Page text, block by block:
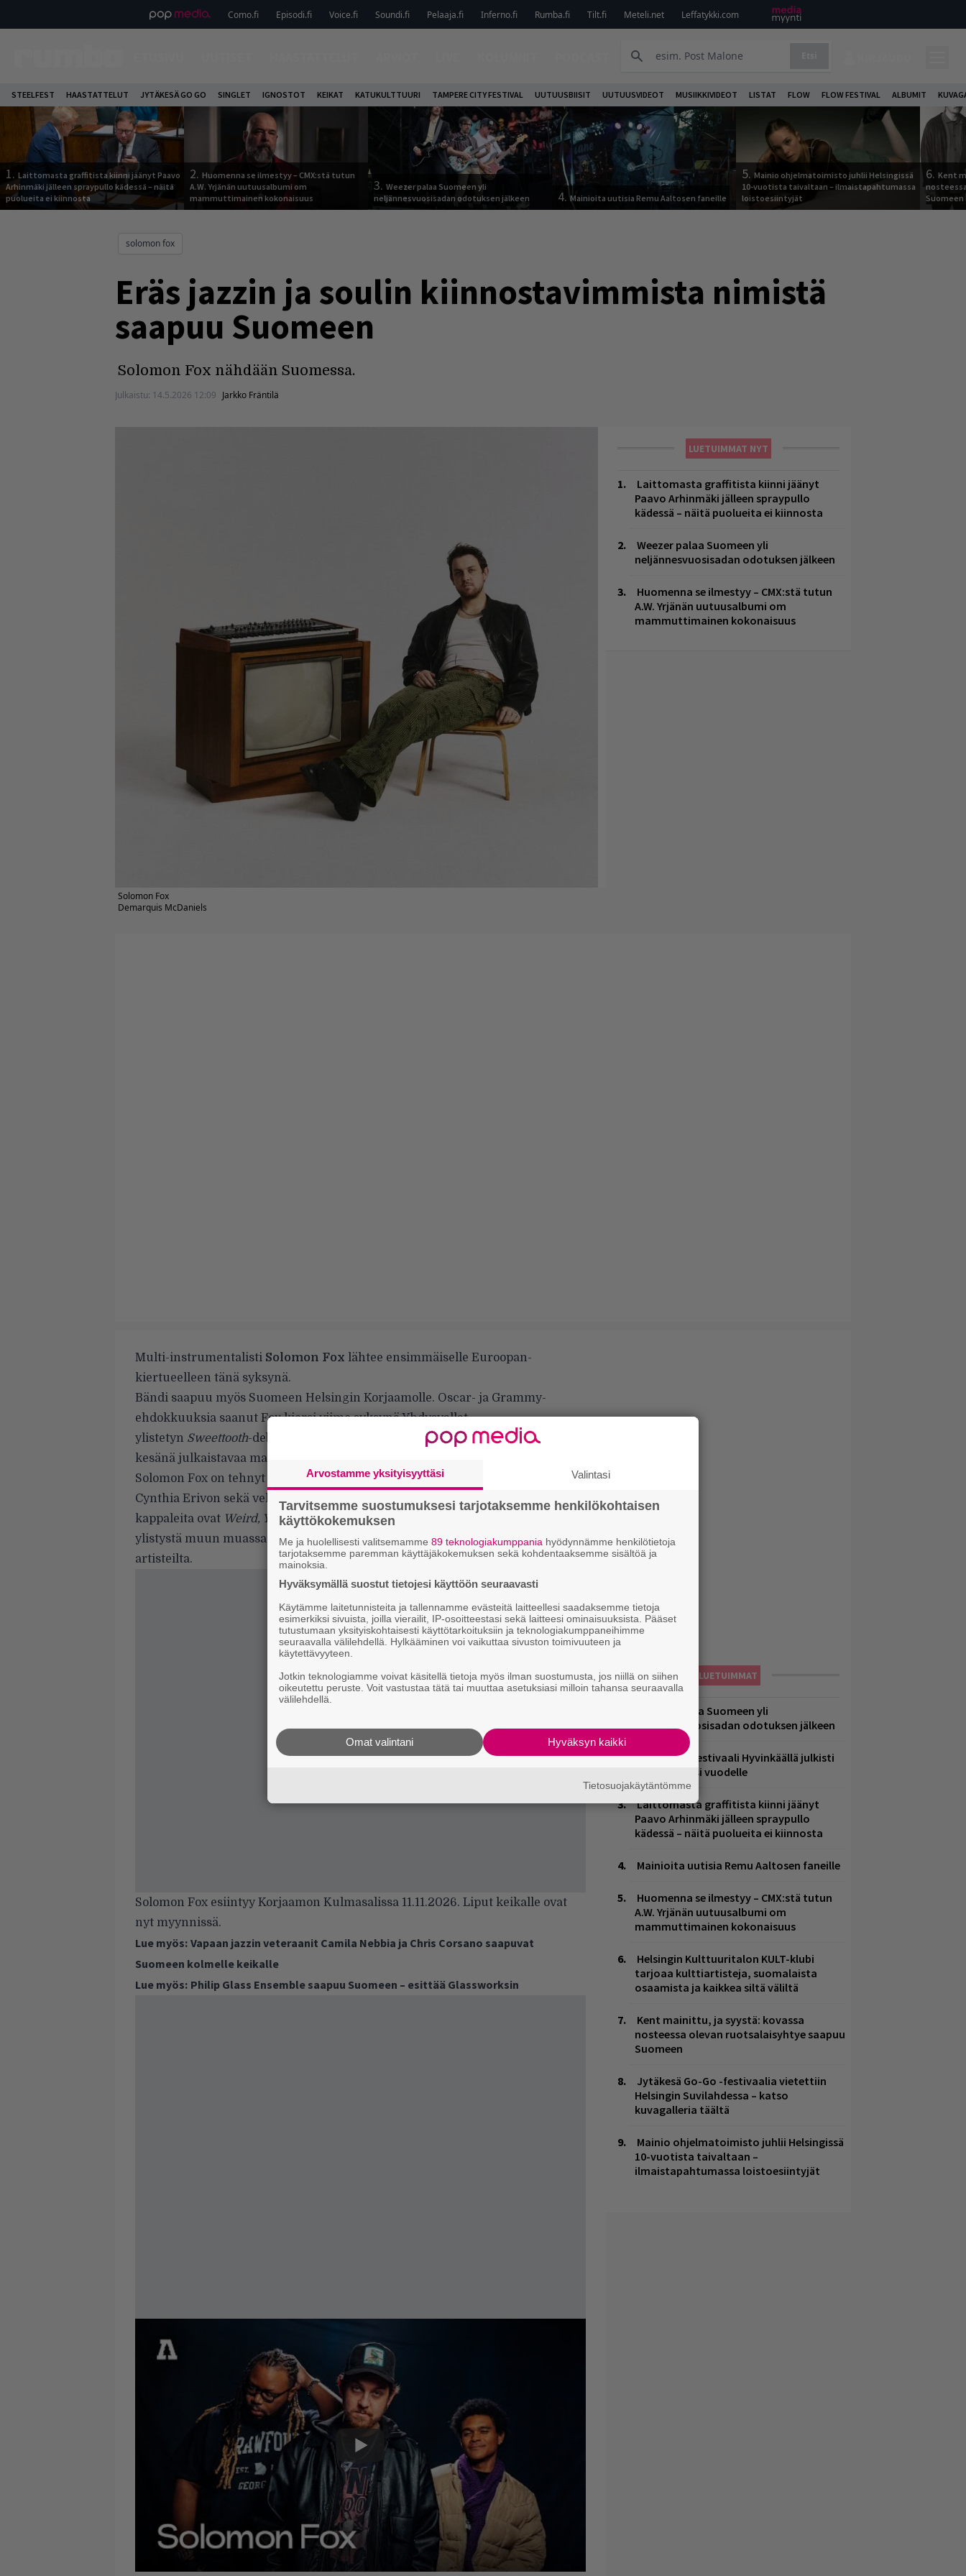
Como.fi Episodi.fi Voice.fi Soundi.fi Pelaaja.fi Inferno.fi Rumba.fi Tilt.fi Meteli.net Leffatykki.com
STEELFEST HAASTATTELUT JYTÄKESÄ GO GO SINGLET IGNOSTOT KEIKAT KATUKULTTUURI TAMPERE CITY FESTIVAL UUTUUSBIISIT UUTUUSVIDEOT MUSIIKKIVIDEOT LISTAT FLOW FLOW FESTIVAL ALBUMIT
1. Laittomasta graffitista kiinni jäänyt Paavo
Arhinmäki jälleen spraypullo kädessä – näitä
puolueita ei kiinnosta
2. Huomenna se ilmestyy – CMX:stä tutun
A.W. Yrjänän uutuusalbumi om
mammuttimainen kokonaisuus
3. Weezer palaa Suomeen yli
neljännesvuosisadan odotuksen jälkeen
4.Mainioita uutisia Remu Aaltosen faneille
5. Mainio ohjelmatoimisto juhlii Helsingissä
10-vuotista taivaltaan – ilmaistapahtumassa
loistoesiintyjät
6. Kent
Suomeen
solomon fox
Eräs jazzin ja soulin kiinnostavimmista nimistä
saapuu Suomeen
Solomon Fox nähdään Suomessa.
Julkaistu: 14.5.2026 12:09 Jarkko Fräntilä
Solomon Fox
Demarquis McDaniels
LUETUIMMAT NYT
Laittomasta graffitista kiinni jäänyt
Paavo Arhinmäki jälleen spraypullo
kädessä – näitä puolueita ei kiinnosta
Weezer palaa Suomeen yli
neljännesvuosisadan odotuksen jälkeen
Huomenna se ilmestyy – CMX:stä tutun
A.W. Yrjänän uutuusalbumi om
mammuttimainen kokonaisuus
Multi-instrumentalisti Solomon Fox lähtee ensimmäiselle Euroopan-
kiertueelleen tänä syksynä.
Bändi saapuu myös Suomeen Helsingin Korjaamolle. Oscar- ja Grammy-
ehdokkuuksia saanut Fox kiersi viime syksynä Yhdysvallat
ylistetyn Sweettooth-debyyttinsä tiimoilta. Tällä hetkellä hän työstää tulevana
kesänä julkaistavaa materiaalia.
Solomon Fox on tehnyt yhteistyötä muun muassa Duckwrthin, Amarian,
Cynthia Erivon sekä veljensä
Elijah Foxin
kanssa. Foxin tunnetuimpia
kappaleita ovat Weird, You Don’t CookjaMake Room
ylistystä muun muassa Queen LatifahinjaErykah Badunkaltaisilta
artisteilta.
Solomon Fox esiintyy Korjaamon Kulmasalissa 11.11.2026. Liput keikalle ovat
nyt myynnissä.
Lue myös: Vapaan jazzin veteraanit Camila Nebbia ja Chris Corsano saapuvat
Suomeen kolmelle keikalle
Lue myös: Philip Glass Ensemble saapuu Suomeen – esittää Glassworksin
LUETUIMMAT
Weezer palaa Suomeen yli
neljännesvuosisadan odotuksen jälkeen
Äärimetallifestivaali Hyvinkäällä julkisti
esiintyjiä ensi vuodelle
Laittomasta graffitista kiinni jäänyt
Paavo Arhinmäki jälleen spraypullo
kädessä – näitä puolueita ei kiinnosta
Mainioita uutisia Remu Aaltosen faneille
Huomenna se ilmestyy – CMX:stä tutun
A.W. Yrjänän uutuusalbumi om
mammuttimainen kokonaisuus
Helsingin Kulttuuritalon KULT-klubi
tarjoaa kulttiartisteja, suomalaista
osaamista ja kaikkea siltä väliltä
Kent mainittu, ja syystä: kovassa
nosteessa olevan ruotsalaisyhtye saapuu
Suomeen
Jytäkesä Go-Go -festivaalia vietettiin
Helsingin Suvilahdessa – katso
kuvagalleria täältä
Mainio ohjelmatoimisto juhlii Helsingissä
10-vuotista taivaltaan –
ilmaistapahtumassa loistoesiintyjät
Arvostamme yksityisyyttäsi Valintasi
Tarvitsemme suostumuksesi tarjotaksemme henkilökohtaisen
käyttökokemuksen
Me ja huolellisesti valitsemamme 89 teknologiakumppania hyödynnämme henkilötietoja
tarjotaksemme paremman käyttäjäkokemuksen sekä kohdentaaksemme sisältöä ja
mainoksia.
Hyväksymällä suostut tietojesi käyttöön seuraavasti
Käytämme laitetunnisteita ja tallennamme evästeitä laitteellesi saadaksemme tietoja
esimerkiksi sivuista, joilla vierailit, IP-osoitteestasi sekä laitteesi ominaisuuksista. Pääset
tutustumaan yksityiskohtaisesti käyttötarkoituksiin ja teknologiakumppaneihimme
seuraavalla välilehdellä. Hylkääminen voi vaikuttaa sivuston toimivuuteen ja
käytettävyyteen.
Jotkin teknologiamme voivat käsitellä tietoja myös ilman suostumusta, jos niillä on siihen
oikeutettu peruste. Voit vastustaa tätä tai muuttaa asetuksiasi milloin tahansa seuraavalla
välilehdellä.
Hyväksyn kaikki
Omat valintani
Tietosuojakäytäntömme